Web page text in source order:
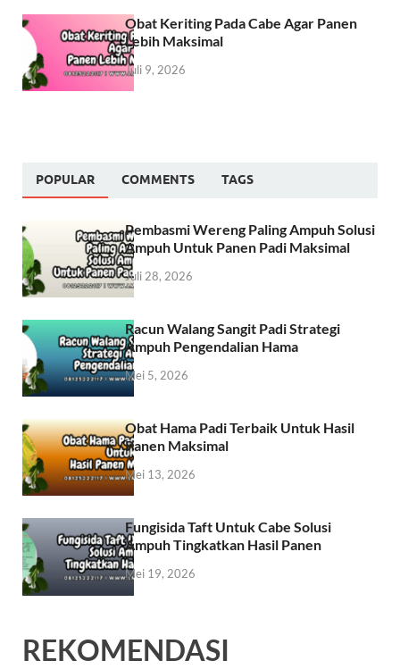
Obat Keriting Pada Cabe Agar Panen
Lebih Maksimal
Juli 9, 2026
POPULAR COMMENTS TAGS
Pembasmi Wereng Paling Ampuh Solusi
Ampuh Untuk Panen Padi Maksimal
Juli 28, 2026
Racun Walang Sangit Padi Strategi
Ampuh Pengendalian Hama
Mei 5, 2026
Obat Hama Padi Terbaik Untuk Hasil
Panen Maksimal
Mei 13, 2026
Fungisida Taft Untuk Cabe Solusi
Ampuh Tingkatkan Hasil Panen
Mei 19, 2026
REKOMENDASI